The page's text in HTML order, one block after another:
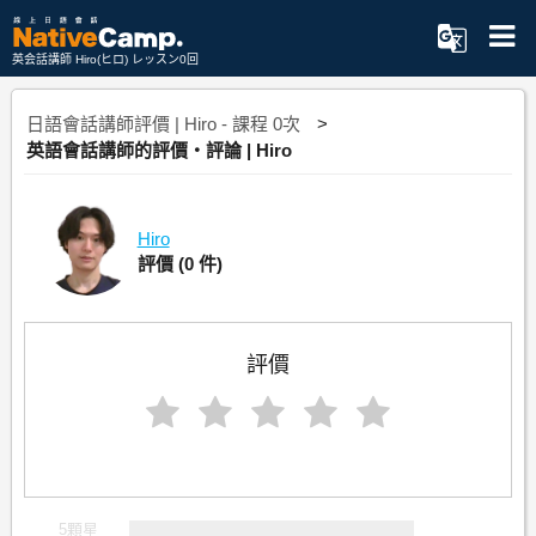
英会話講師 Hiro(ヒロ) レッスン0回
日語會話講師評價 | Hiro - 課程 0次
英語會話講師的評價・評論 | Hiro
Hiro
評價 (0 件)
評價
5顆星